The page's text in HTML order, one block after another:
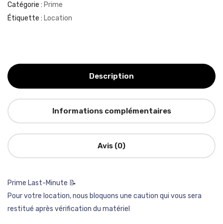
Catégorie : Prime
Étiquette : Location
Description
Informations complémentaires
Avis (0)
Prime Last-Minute 📝
Pour votre location, nous bloquons une caution qui vous sera
restitué après vérification du matériel